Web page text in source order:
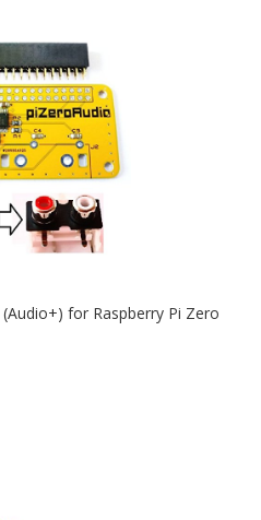
for Raspberry Pi Zero